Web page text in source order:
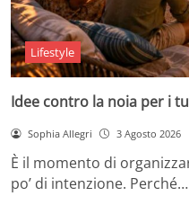
Lifestyle
Idee contro la noia per i
Sophia Allegri 3 Agosto 2026
È il momento di
po’ di intenzione. Perché…